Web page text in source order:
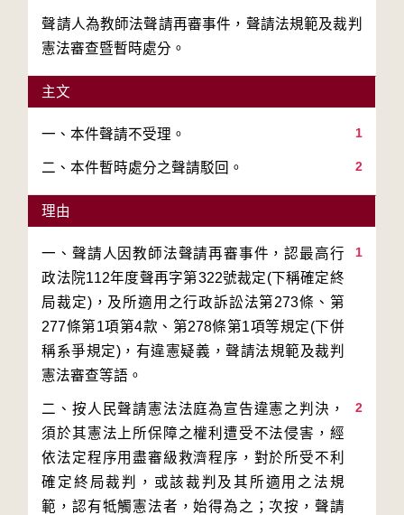
聲請人為教師法聲請再審事件，聲請法規範及裁判
憲法審查暨暫時處分。
主文
1
2
二、本件暫時處分之聲請駁回。
理由
1
一、聲請人因教師法聲請再審事件，認最高行
政法院112年度聲再字第322號裁定(下稱確定終
局裁定)，及所適用之行政訴訟法第273條、第
277條第1項第4款、第278條第1項等規定(下併
稱系爭規定)，有違憲疑義，聲請法規範及裁判
2
二、按人民聲請憲法法庭為宣告違憲之判決，
須於其憲法上所保障之權利遭受不法侵害，經
依法定程序用盡審級救濟程序，對於所受不利
確定終局裁判，或該裁判及其所適用之法規
範，認有牴觸憲法者，始得為之；次按，聲請